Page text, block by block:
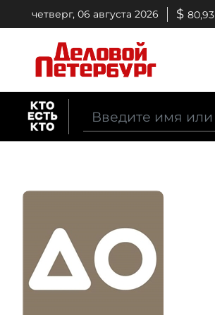
четверг, 06 августа 2026 $ 80,93